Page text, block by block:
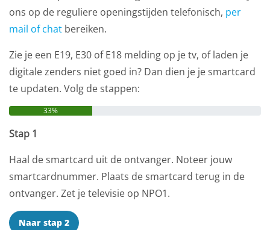
ons op de reguliere openingstijden telefonisch, per
mail of chat bereiken.
Zie je een E19, E30 of E18 melding op je tv, of laden je
digitale zenders niet goed in? Dan dien je je smartcard
te updaten. Volg de stappen:
33%
Stap 1
Haal de smartcard uit de ontvanger. Noteer jouw
smartcardnummer. Plaats de smartcard terug in de
ontvanger. Zet je televisie op NPO1.
Naar stap 2